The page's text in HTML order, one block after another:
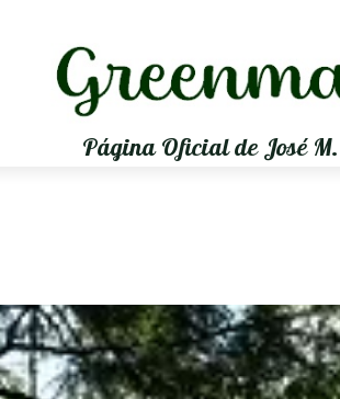
Página Oficial de José